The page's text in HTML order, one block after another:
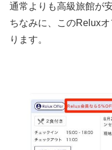
通常よりも高級旅館が
ちなみに、このRelux
ります。